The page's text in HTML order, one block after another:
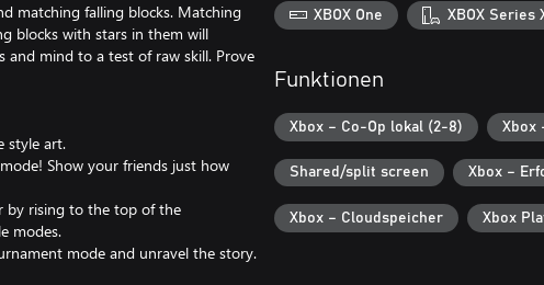
matching falling blocks. Matching
blocks with stars in them will
and mind to a test of raw skill. Prove
style art.
Show your friends just how
by rising to the top of the
modes.
mode and unravel the story.
XBOX One XBOX Series
Funktionen
Xbox – Co-Op lokal (2-8) Xbox
Shared/split screen Xbox –
Xbox – Cloudspeicher Xbox